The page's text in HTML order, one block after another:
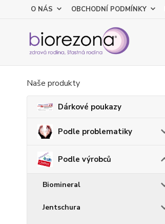
O NÁS OBCHODNÍ PODMÍNKY
Naše produkty
Dárkové poukazy
Podle problematiky
Podle výrobců
Biomineral
Jentschura